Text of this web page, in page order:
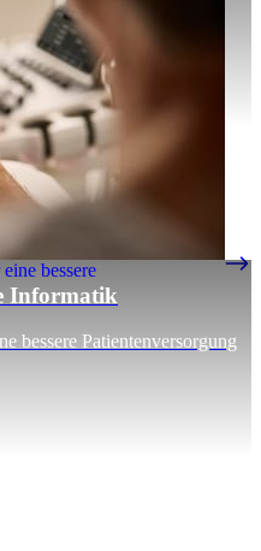
Informatik
bessere Patientenversorgung